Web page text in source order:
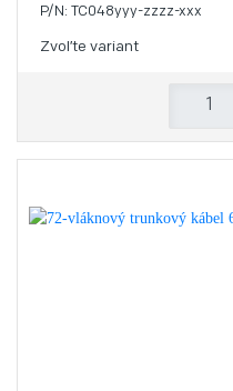
P/N: TC048yyy-zzzz-xxx
Zvoľte variant